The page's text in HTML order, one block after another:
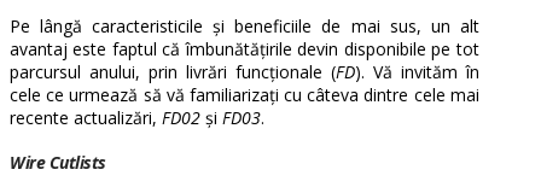
Pe lângă caracteristicile și beneficiile de mai sus, un alt
avantaj este faptul că îmbunătățirile devin disponibile pe tot
parcursul anului, prin livrări funcționale (FD). Vă invităm în
cele ce urmează să vă familiarizați cu câteva dintre cele mai
recente actualizări, FD02 și FD03.
Wire Cutlists